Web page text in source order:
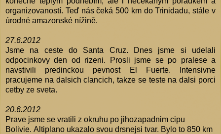
organizovaností. Teď nás čeká 500 km do Trinidadu, stále v
úrodné amazonské nížině.
27.6.2012
Jsme na ceste do Santa Cruz. Dnes jsme si udelali
odpocinkovy den od rizeni. Prosli jsme se po pralese a
navstivili predinckou pevnost El Fuerte. Intensivne
pracujeme na dalsich clancich, takze se teste na dalsi porci
cetby ze sveta.
20.6.2012
Prave jsme se vratili z okruhu po jihozapadnim cipu
Bolivie. Altiplano ukazalo svou drsnejsi tvar. Bylo to 850 km